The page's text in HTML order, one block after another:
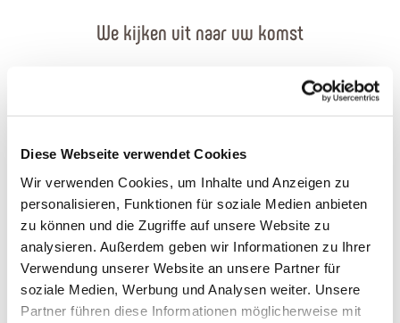
Diese Webseite verwendet Cookies
Wir verwenden Cookies, um Inhalte und Anzeigen zu
personalisieren, Funktionen für soziale Medien anbieten
zu können und die Zugriffe auf unsere Website zu
analysieren. Außerdem geben wir Informationen zu Ihrer
Verwendung unserer Website an unsere Partner für
soziale Medien, Werbung und Analysen weiter. Unsere
Partner führen diese Informationen möglicherweise mit
We kijken uit naar uw komst
Plan uw reis
Openingstijden